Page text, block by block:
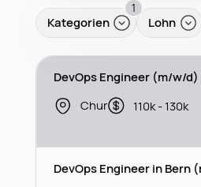
Kategorien
1
Lohn
DevOps Engineer (m/w/d)
Chur
110k - 130k
DevOps Engineer in Bern